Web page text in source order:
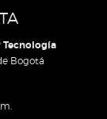
Tecnología
Bogotá